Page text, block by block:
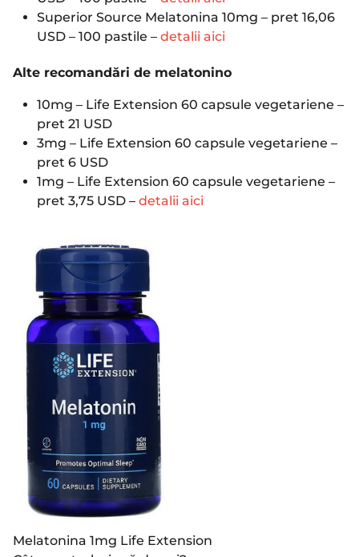
Superior Source Melatonina 10mg – pret 16,06
USD – 100 pastile – detalii aici
Alte recomandări de melatonino
10mg – Life Extension 60 capsule vegetariene –
pret 21 USD
3mg – Life Extension 60 capsule vegetariene –
pret 6 USD
1mg – Life Extension 60 capsule vegetariene –
pret 3,75 USD – detalii aici
Melatonina 1mg Life Extension